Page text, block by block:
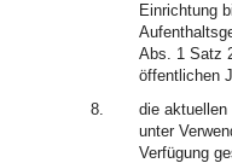
Einrichtung
Abs. 1 Satz
öffentlichen
8.
die aktuellen
unter
Verfügung